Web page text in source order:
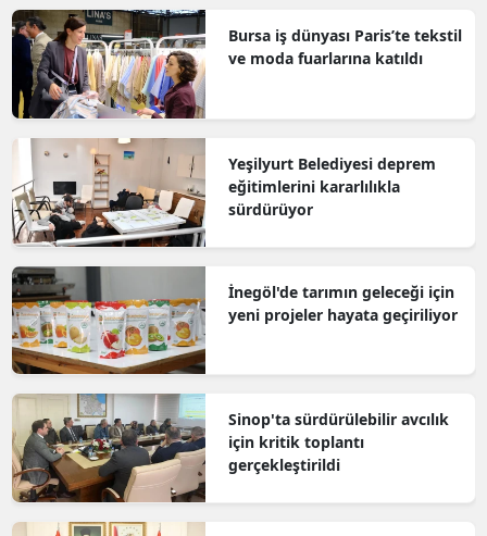
Bursa iş dünyası Paris’te tekstil
ve moda fuarlarına katıldı
Yeşilyurt Belediyesi deprem
eğitimlerini kararlılıkla
sürdürüyor
İnegöl'de tarımın geleceği için
yeni projeler hayata geçiriliyor
Sinop'ta sürdürülebilir avcılık
için kritik toplantı
gerçekleştirildi